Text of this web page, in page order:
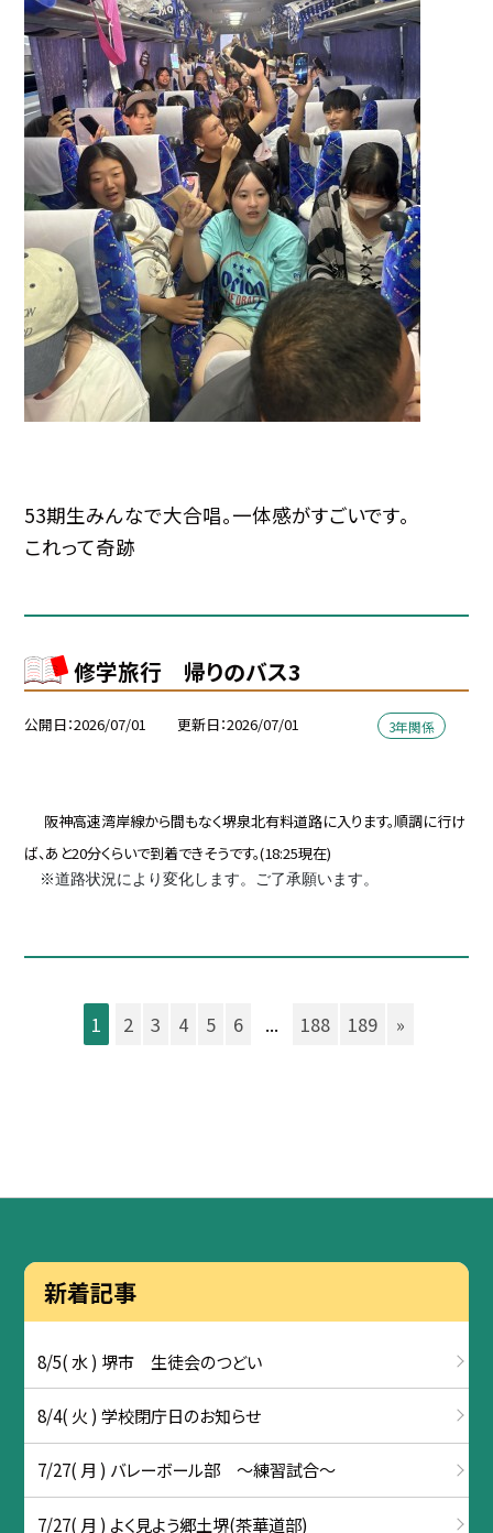
53期生みんなで大合唱。一体感がすごいです。
これって奇跡
修学旅行 帰りのバス3
公開日 2026/07/01 更新日 2026/07/01 3年関係
阪神高速湾岸線から間もなく堺泉北有料道路に入ります。順調に行け
ば、あと20分くらいで到着できそうです。(18:25現在)
※道路状況により変化します。ご了承願います。
1 2 3 4 5 6 ... 188 189 »
新着記事
8/5( 水 ) 堺市 生徒会のつどい
8/4( 火 ) 学校閉庁日のお知らせ
7/27( 月 ) バレーボール部 ～練習試合～
7/27( 月 ) よく見よう郷土堺(茶華道部)